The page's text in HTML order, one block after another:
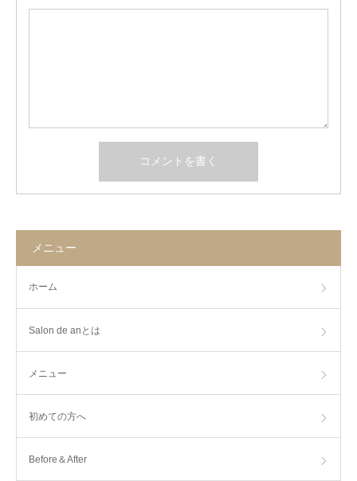
メニュー
ホーム
Salon de anとは
メニュー
初めての方へ
Before＆After